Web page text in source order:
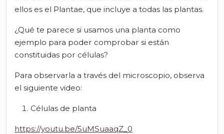
ellos es el Plantae, que incluye a todas las plantas.
¿Qué te parece si usamos una planta como
ejemplo para poder comprobar si están
constituidas por células?
Para observarla a través del microscopio, observa
el siguiente video:
Células de planta
https://youtu.be/5uMSuaaqZ_0